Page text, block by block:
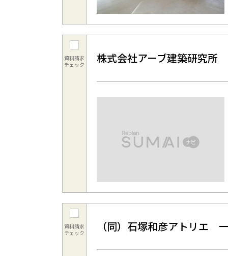
資料請求
チェック
株式会社アーブ建築研究所
資料請求
チェック
（同）石塚和彦アトリエ